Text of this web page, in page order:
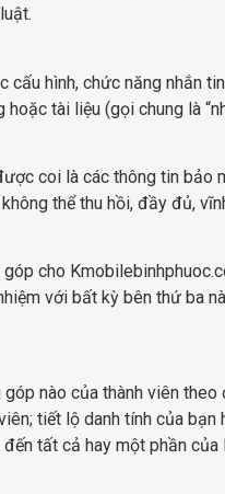
hình, chức năng nhắn
tài liệu (gọi chung là
coi là các thông tin bảo
thể thu hồi, đầy đủ,
cho
với bất kỳ bên thứ ba
nào của thành viên
tiết lộ danh tính của
tất cả hay một phần